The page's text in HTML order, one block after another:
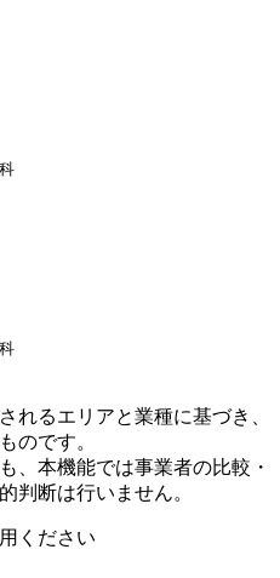
れるエリアと業種に基づき、
のです。
、本機能では事業者の比較・
判断は行いません。
ください